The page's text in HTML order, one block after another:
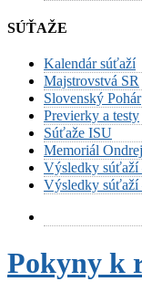
SÚŤAŽE
Kalendár súťaží
Majstrovstvá SR
Slovenský Pohár
Previerky a testy
Súťaže ISU
Memoriál
Výsledky súťaží
Výsledky súťaží
Pokyny k